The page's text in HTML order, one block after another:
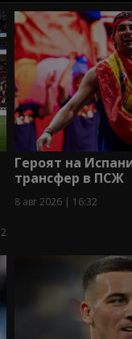
2
Героят на
трансфер в ПСЖ
8 авг 2026 | 16:32